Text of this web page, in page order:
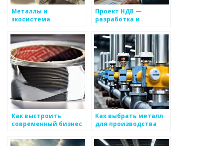
Металлы и
экосистема
Проект НДВ —
разработка и
Как выстроить
современный бизнес
Как выбрать металл
для производства